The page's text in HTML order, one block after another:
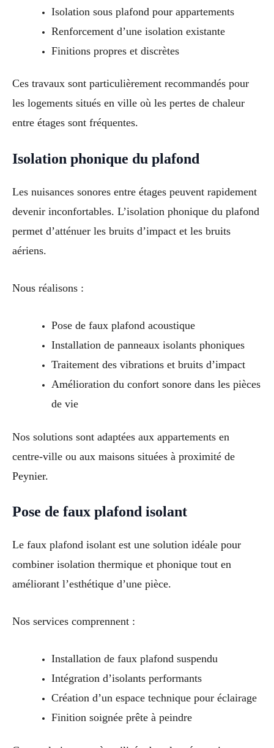
Isolation sous plafond pour appartements
Renforcement d’une isolation existante
Finitions propres et discrètes
Ces travaux sont particulièrement recommandés pour
les logements situés en ville où les pertes de chaleur
entre étages sont fréquentes.
Isolation phonique du plafond
Les nuisances sonores entre étages peuvent rapidement
devenir inconfortables. L’isolation phonique du plafond
permet d’atténuer les bruits d’impact et les bruits
aériens.
Nous réalisons :
Pose de faux plafond acoustique
Installation de panneaux isolants phoniques
Traitement des vibrations et bruits d’impact
Amélioration du confort sonore dans les pièces
de vie
Nos solutions sont adaptées aux appartements en
centre-ville ou aux maisons situées à proximité de
Peynier.
Pose de faux plafond isolant
Le faux plafond isolant est une solution idéale pour
combiner isolation thermique et phonique tout en
améliorant l’esthétique d’une pièce.
Nos services comprennent :
Installation de faux plafond suspendu
Intégration d’isolants performants
Création d’un espace technique pour éclairage
Finition soignée prête à peindre